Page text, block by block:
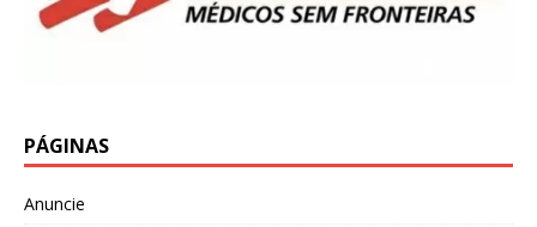
PÁGINAS
Anuncie